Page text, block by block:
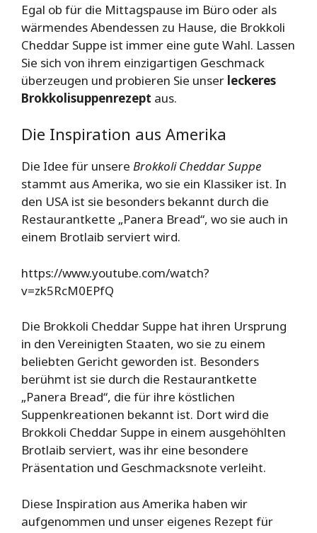
Egal ob für die Mittagspause im Büro oder als
wärmendes Abendessen zu Hause, die Brokkoli
Cheddar Suppe ist immer eine gute Wahl. Lassen
Sie sich von ihrem einzigartigen Geschmack
überzeugen und probieren Sie unser leckeres
Brokkolisuppenrezept aus.
Die Inspiration aus Amerika
Die Idee für unsere Brokkoli Cheddar Suppe
stammt aus Amerika, wo sie ein Klassiker ist. In
den USA ist sie besonders bekannt durch die
Restaurantkette „Panera Bread“, wo sie auch in
einem Brotlaib serviert wird.
https://www.youtube.com/watch?
v=zk5RcM0EPfQ
Die Brokkoli Cheddar Suppe hat ihren Ursprung
in den Vereinigten Staaten, wo sie zu einem
beliebten Gericht geworden ist. Besonders
berühmt ist sie durch die Restaurantkette
„Panera Bread“, die für ihre köstlichen
Suppenkreationen bekannt ist. Dort wird die
Brokkoli Cheddar Suppe in einem ausgehöhlten
Brotlaib serviert, was ihr eine besondere
Präsentation und Geschmacksnote verleiht.
Diese Inspiration aus Amerika haben wir
aufgenommen und unser eigenes Rezept für